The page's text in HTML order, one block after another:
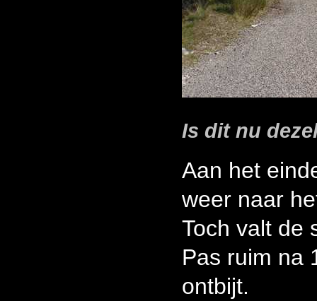
Is dit nu
Aan het
weer naar
Toch valt de
Pas ruim na
ontbijt.